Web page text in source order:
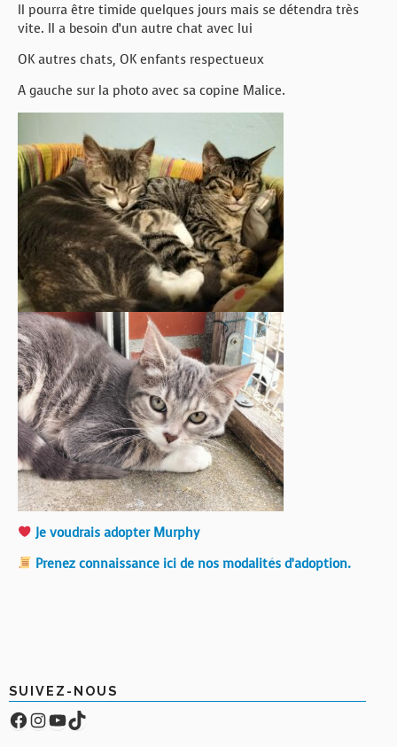
Il pourra être timide quelques jours mais se détendra très
vite. Il a besoin d’un autre chat avec lui
OK autres chats, OK enfants respectueux
A gauche sur la photo avec sa copine Malice.
Je voudrais adopter Murphy
Prenez connaissance ici de nos modalités d’adoption.
SUIVEZ-NOUS
Facebook
Compte Instagram
YouTube
TikTok